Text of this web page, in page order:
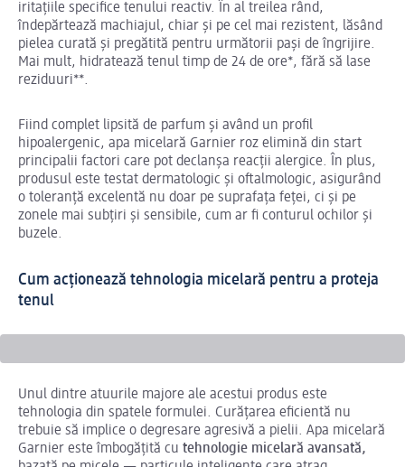
iritațiile specifice tenului reactiv. În al treilea rând,
îndepărtează machiajul, chiar și pe cel mai rezistent, lăsând
pielea curată și pregătită pentru următorii pași de îngrijire.
Mai mult, hidratează tenul timp de 24 de ore*, fără să lase
reziduuri**.
Fiind complet lipsită de parfum și având un profil
hipoalergenic, apa micelară Garnier roz elimină din start
principalii factori care pot declanșa reacții alergice. În plus,
produsul este testat dermatologic și oftalmologic, asigurând
o toleranță excelentă nu doar pe suprafața feței, ci și pe
zonele mai subțiri și sensibile, cum ar fi conturul ochilor și
buzele.
Cum acționează tehnologia micelară pentru a proteja
tenul
Unul dintre atuurile majore ale acestui produs este
tehnologia din spatele formulei. Curățarea eficientă nu
trebuie să implice o degresare agresivă a pielii. Apa micelară
Garnier este îmbogățită cu tehnologie micelară avansată,